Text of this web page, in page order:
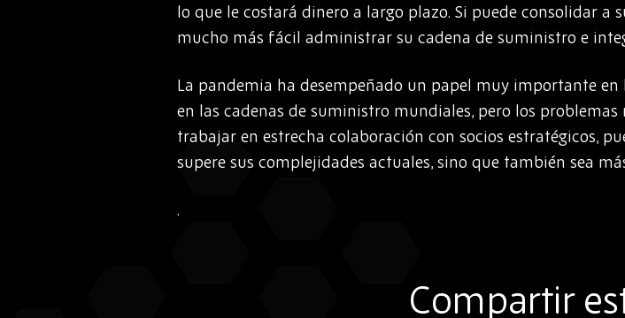
lo que le costará dinero a largo plazo. Si puede consolidar a
mucho más fácil administrar su cadena de suministro e
La pandemia ha desempeñado un papel muy importante
en las cadenas de suministro mundiales, pero los
trabajar en estrecha colaboración con socios estratégicos,
supere sus complejidades actuales, sino que también sea
.
Compartir